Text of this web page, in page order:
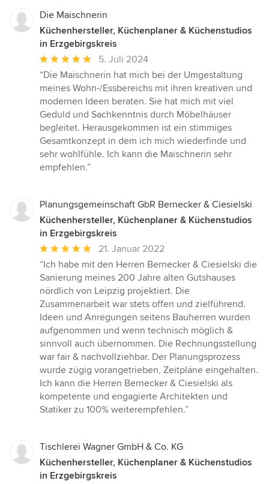
Die Maischnerin
Küchenhersteller, Küchenplaner & Küchenstudios
in Erzgebirgskreis
Durchschnittliche
Bewertung:
5
von
5
Sternen
5. Juli 2024
“Die Maischnerin hat mich bei der Umgestaltung
meines Wohn-/Essbereichs mit ihren kreativen und
modernen Ideen beraten. Sie hat mich mit viel
Geduld und Sachkenntnis durch Möbelhäuser
begleitet. Herausgekommen ist ein stimmiges
Gesamtkonzept in dem ich mich wiederfinde und
sehr wohlfühle. Ich kann die Maischnerin sehr
empfehlen.”
Planungsgemeinschaft GbR Bernecker & Ciesielski
Küchenhersteller, Küchenplaner & Küchenstudios
in Erzgebirgskreis
Durchschnittliche
Bewertung:
5
von
5
Sternen
21. Januar 2022
“Ich habe mit den Herren Bernecker & Ciesielski die
Sanierung meines 200 Jahre alten Gutshauses
nördlich von Leipzig projektiert. Die
Zusammenarbeit war stets offen und zielführend.
Ideen und Anregungen seitens Bauherren wurden
aufgenommen und wenn technisch möglich &
sinnvoll auch übernommen. Die Rechnungsstellung
war fair & nachvollziehbar. Der Planungsprozess
wurde zügig vorangetrieben, Zeitpläne eingehalten.
Ich kann die Herren Bernecker & Ciesielski als
kompetente und engagierte Architekten und
Statiker zu 100% weiterempfehlen.”
Tischlerei Wagner GmbH & Co. KG
Küchenhersteller, Küchenplaner & Küchenstudios
in Erzgebirgskreis